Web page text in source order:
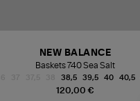
120,00 €
NEW BALANCE
Baskets 740 Sea Salt
38,5 39,5 40 40,5